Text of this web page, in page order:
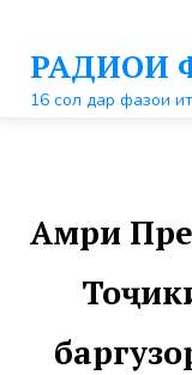
контентуРАДИОИ
16 сол дар фазои
Амри